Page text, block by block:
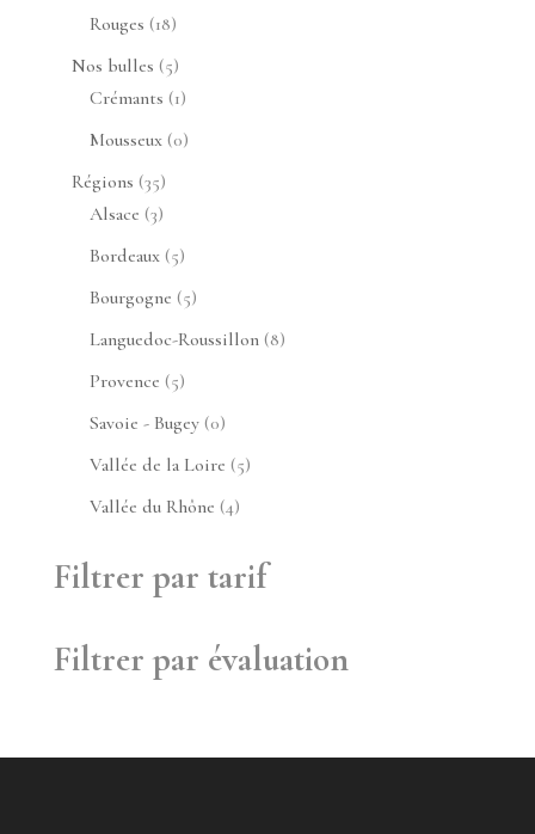
produits
Rouges 1818
produits
Nos bulles 55
produits
Crémants 11
produit
Mousseux 00
Régions 3535
produits
Alsace 33
produits
Bordeaux 55
produits
Bourgogne 55
produits
Languedoc-Roussillon 88
Provence 55
produits
Savoie - Bugey 00
produit
Vallée de la Loire 55
Vallée du Rhône 44
Filtrer par tarif
Filtrer par évaluation